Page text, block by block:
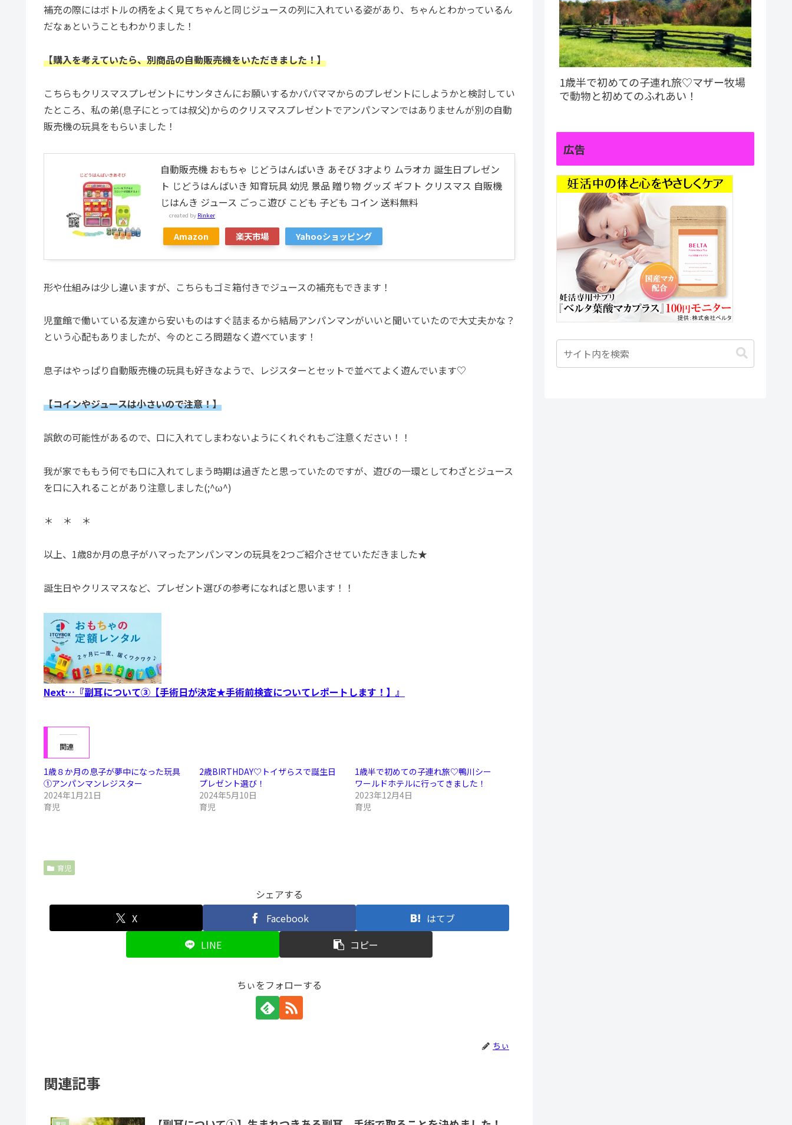
補充の際にはボトルの柄をよく見てちゃんと同じジュースの列に入れている姿があり、ちゃんとわかっているん
だなぁということもわかりました！
【購入を考えていたら、別商品の自動販売機をいただきました！】
こちらもクリスマスプレゼントにサンタさんにお願いするかパパママからのプレゼントにしようかと検討してい
たところ、私の弟(息子にとっては叔父)からのクリスマスプレゼントでアンパンマンではありませんが別の自動
販売機の玩具をもらいました！
自動販売機 おもちゃ じどうはんばいき あそび 3才より ムラオカ 誕生日プレゼン
ト じどうはんばいき 知育玩具 幼児 景品 贈り物 グッズ ギフト クリスマス 自販機
じはんき ジュース ごっこ遊び こども 子ども コイン 送料無料
created by Rinker
Amazon 楽天市場 Yahooショッピング
形や仕組みは少し違いますが、こちらもゴミ箱付きでジュースの補充もできます！
児童館で働いている友達から安いものはすぐ詰まるから結局アンパンマンがいいと聞いていたので大丈夫かな？
という心配もありましたが、今のところ問題なく遊べています！
息子はやっぱり自動販売機の玩具も好きなようで、レジスターとセットで並べてよく遊んでいます♡
【コインやジュースは小さいので注意！】
誤飲の可能性があるので、口に入れてしまわないようにくれぐれもご注意ください！！
我が家でももう何でも口に入れてしまう時期は過ぎたと思っていたのですが、遊びの一環としてわざとジュース
を口に入れることがあり注意しました(;^ω^)
＊ ＊ ＊
以上、1歳8か月の息子がハマったアンパンマンの玩具を2つご紹介させていただきました★
誕生日やクリスマスなど、プレゼント選びの参考になればと思います！！
Next…『副耳について③【手術日が決定★手術前検査についてレポートします！】』
関連
1歳８か月の息子が夢中になった玩具
①アンパンマンレジスター
2024年1月21日
育児
2歳BIRTHDAY♡トイザらスで誕生日
プレゼント選び！
2024年5月10日
育児
1歳半で初めての子連れ旅♡鴨川シー
ワールドホテルに行ってきました！
2023年12月4日
育児
育児
シェアする
X
Facebook
はてブ
LINE
コピー
ちぃをフォローする
ちぃ
関連記事
1歳半で初めての子連れ旅♡マザー牧場
で動物と初めてのふれあい！
広告